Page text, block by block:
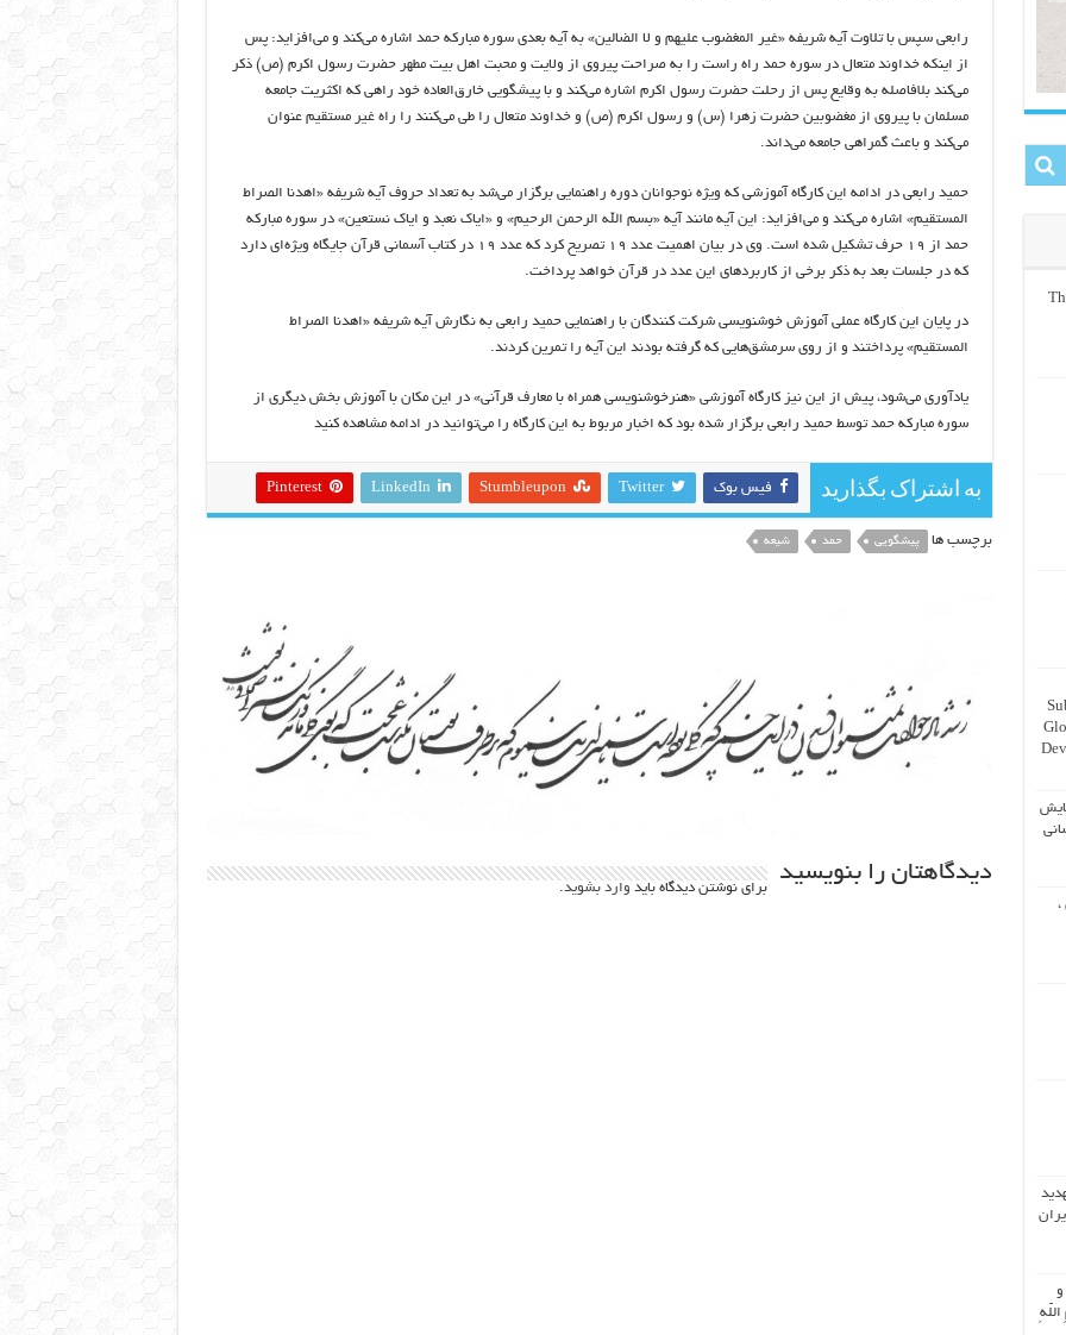
رابعی سپس با تلاوت آیه شریفه «غیر المغضوب علیهم و لا الضالین» به آیه بعدی سوره مبارکه حمد اشاره می‌کند و می‌افزاید: پس
از اینکه خداوند متعال در سوره حمد راه راست را به صراحت پیروی از ولایت و محبت اهل بیت مطهر حضرت رسول اکرم (ص) ذکر
می‌کند بلافاصله به وقایع پس از رحلت حضرت رسول اکرم اشاره می‌کند و با پیشگویی خارق‌العاده خود راهی که اکثریت جامعه
مسلمان با پیروی از مغضوبین حضرت زهرا (س) و رسول اکرم (ص) و خداوند متعال را طی می‌کنند را راه غیر مستقیم عنوان
می‌کند و باعث گمراهی جامعه می‌داند.
حمید رابعی در ادامه این کارگاه آموزشی که ویژه نوجوانان دوره راهنمایی برگزار می‌شد به تعداد حروف آیه شریفه «اهدنا الصراط
المستقیم» اشاره می‌کند و می‌افزاید: این آیه مانند آیه «بسم الله الرحمن الرحیم» و «ایاک نعبد و ایاک نستعین» در سوره مبارکه
حمد از ۱۹ حرف تشکیل شده است. وی در بیان اهمیت عدد ۱۹ تصریح کرد که عدد ۱۹ در کتاب آسمانی قرآن جایگاه ویژه‌ای دارد
که در جلسات بعد به ذکر برخی از کاربردهای این عدد در قرآن خواهد پرداخت.
در پایان این کارگاه عملی آموزش خوشنویسی شرکت کنندگان با راهنمایی حمید رابعی به نگارش آیه شریفه «اهدنا الصراط
المستقیم» پرداختند و از روی سرمشق‌هایی که گرفته بودند این آیه را تمرین کردند.
یادآوری می‌شود، پیش از این نیز کارگاه آموزشی «هنرخوشنویسی همراه با معارف قرآنی» در این مکان با آموزش بخش دیگری از
سوره مبارکه حمد توسط حمید رابعی برگزار شده بود که اخبار مربوط به این کارگاه را می‌توانید در ادامه مشاهده کنید
به اشتراک بگذارید فیس بوک Twitter
Stumbleupon
LinkedIn
Pinterest
برچسب ها پیشگویی حمد شیعه
دیدگاهتان را بنویسید
برای نوشتن دیدگاه باید وارد بشوید.